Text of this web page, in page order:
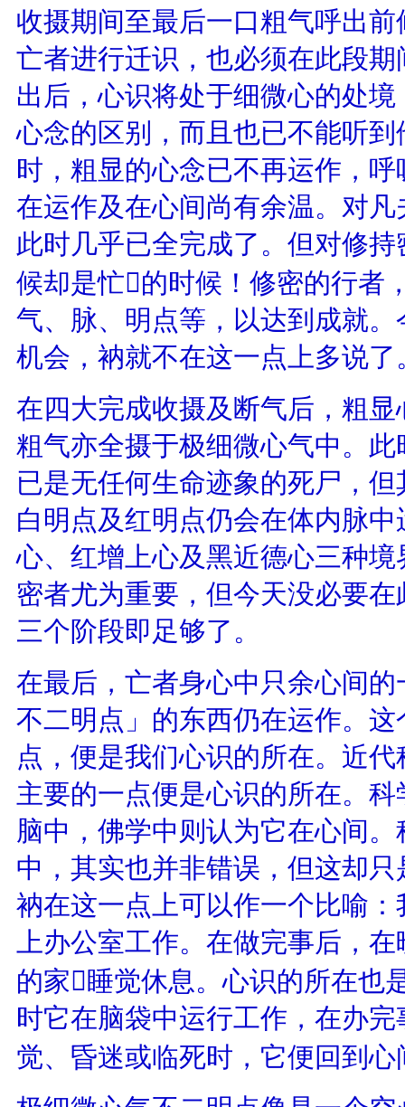
收摄期间至最后一口粗气呼出
亡者进行迁识，也必须在此段
出后，心识将处于细微心的处
心念的区别，而且也已不能听
时，粗显的心念已不再运作，
在运作及在心间尚有余温。对
此时几乎已全完成了。但对修
候却是忙的时候！修密的行者
气、脉、明点等，以达到成就
机会，衲就不在这一点上多说了
在四大完成收摄及断气后，粗
粗气亦全摄于极细微心气中。
已是无任何生命迹象的死尸，
白明点及红明点仍会在体内脉
心、红增上心及黑近德心三种
密者尤为重要，但今天没必要
三个阶段即足够了。
在最后，亡者身心中只余心间
不二明点」的东西仍在运作。
点，便是我们心识的所在。近
主要的一点便是心识的所在。
脑中，佛学中则认为它在心间
中，其实也并非错误，但这却
衲在这一点上可以作一个比喻
上办公室工作。在做完事后，
的家睡觉休息。心识的所在也
时它在脑袋中运行工作，在办
觉、昏迷或临死时，它便回到